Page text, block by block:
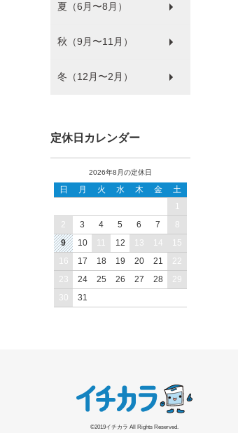
夏（6月〜8月）
秋（9月〜11月）
冬（12月〜2月）
定休日カレンダー
2026年8月の定休日
日 月 火 水 木 金
土
2 3 4 5 6 7 8
9 10 12 13 14 15
16 17 18 19 20 21 22
23 24 25 26 27 28 29
30 31
©2019イチカラ All Rights Reserved.